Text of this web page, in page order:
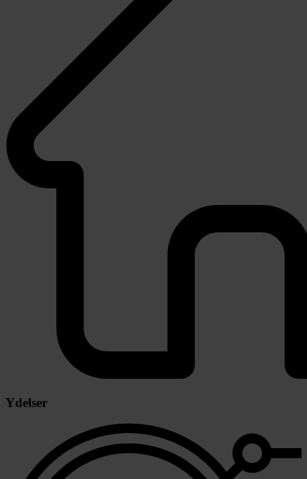
Ydelser